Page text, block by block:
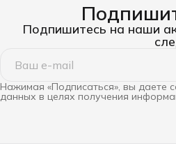
Подпишитесь на наши
Нажимая «Подписаться», вы даете
данных в целях получения